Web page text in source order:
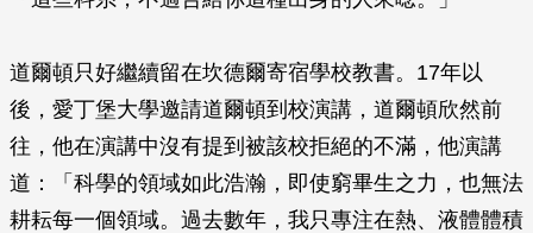
道爾頓只好繼續留在坎德爾寄宿學校教書。17年以
後，愛丁堡大學邀請道爾頓到校演講，道爾頓欣然前
往，他在演講中沒有提到被該校拒絕的不滿，他演講
道：「科學的領域如此浩瀚，即使窮畢生之力，也無法
耕耘每一個領域。過去數年，我只專注在熱、液體體積